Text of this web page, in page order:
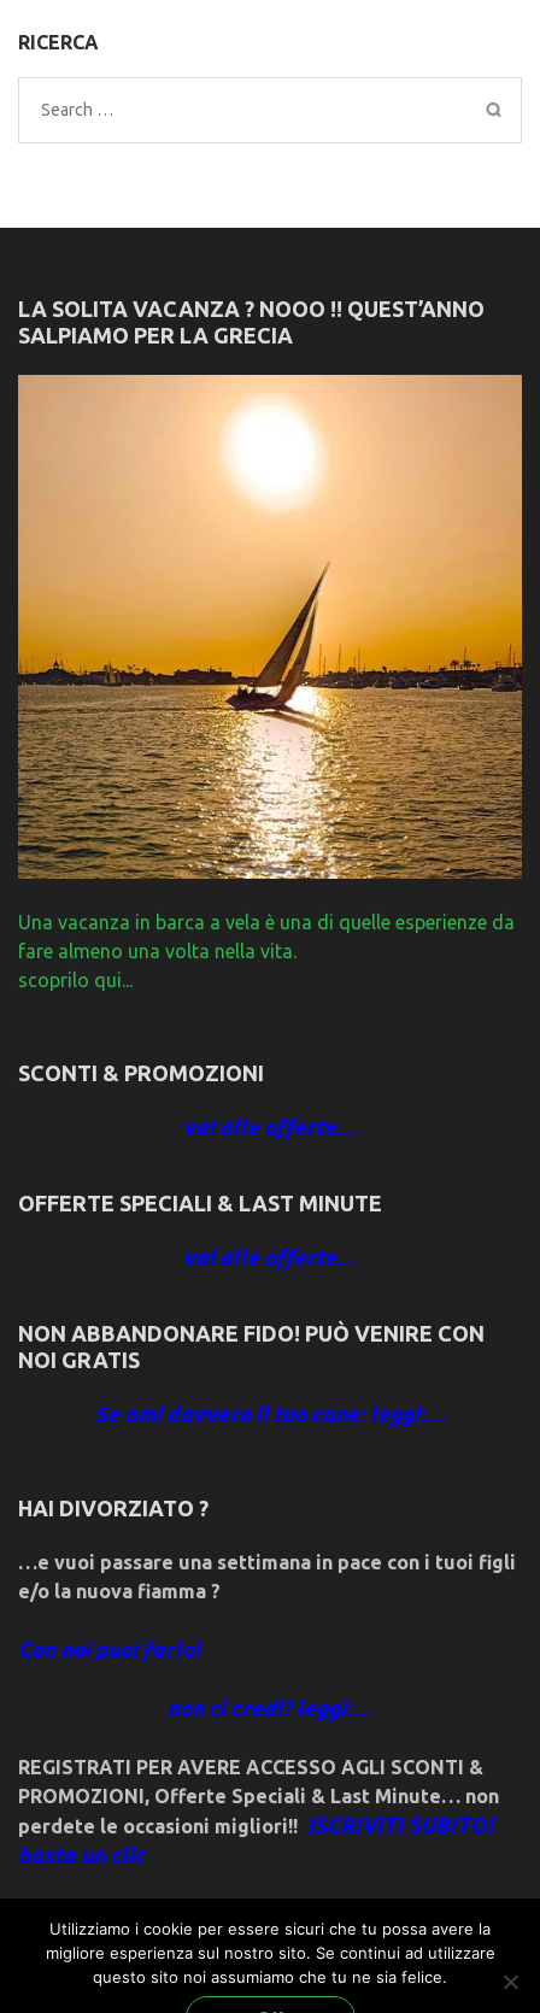
RICERCA
Search
for:
LA SOLITA VACANZA ? NOOO !! QUEST’ANNO
SALPIAMO PER LA GRECIA
Una vacanza in barca a vela è una di quelle esperienze da
fare almeno una volta nella vita.
scoprilo qui...
SCONTI & PROMOZIONI
vai alle offerte…
OFFERTE SPECIALI & LAST MINUTE
vai alle offerte…
NON ABBANDONARE FIDO! PUÒ VENIRE CON
NOI GRATIS
Se ami davvero il tuo cane: leggi:…
HAI DIVORZIATO ?
…e vuoi passare una settimana in pace con i tuoi figli
e/o la nuova fiamma ?
Con noi puoi farlo!
non ci credi? leggi:…
REGISTRATI PER AVERE ACCESSO AGLI SCONTI &
PROMOZIONI, Offerte Speciali & Last Minute… non
perdete le occasioni migliori!! ISCRIVITI SUBITO!
basta un clic
© 2018friulivg.it. -*- By ST.GEORGE.DRAGONSLAYER LLC -*-
admin@st-george-dragonslayer.com
Utilizziamo i cookie per essere sicuri che tu possa avere la
migliore esperienza sul nostro sito. Se continui ad utilizzare
questo sito noi assumiamo che tu ne sia felice.